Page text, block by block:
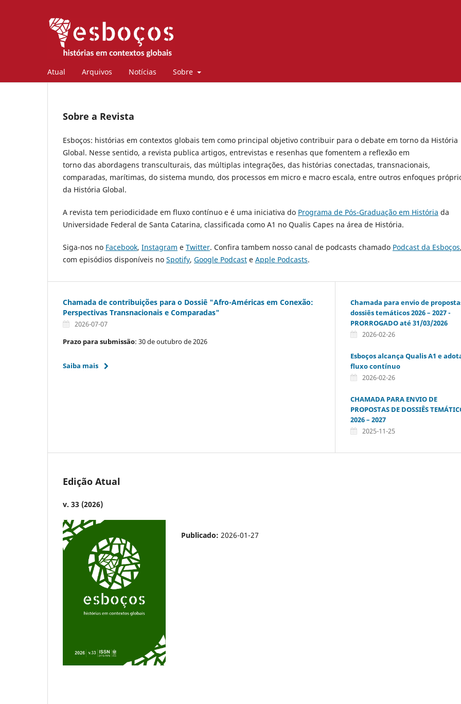
Atual Arquivos Notícias Sobre
Sobre a Revista
Esboços: histórias em contextos globais tem como principal objetivo contribuir para o debate em torno da História
Global. Nesse sentido, a revista publica artigos, entrevistas e resenhas que fomentem a reflexão em
torno das abordagens transculturais, das múltiplas integrações, das histórias conectadas, transnacionais,
comparadas, marítimas, do sistema mundo, dos processos em micro e macro escala, entre outros enfoques
da História Global.
A revista tem periodicidade em fluxo contínuo e é uma iniciativa do Programa de Pós-Graduação em História da
Universidade Federal de Santa Catarina, classificada como A1 no Qualis Capes na área de História.
Siga-nos no Facebook, Instagram e Twitter. Confira tambem nosso canal de podcasts chamado Podcast da Esboços,
com episódios disponíveis no Spotify, Google Podcast e Apple Podcasts.
Chamada de contribuições para o Dossiê "Afro-Américas em Conexão:
Perspectivas Transnacionais e Comparadas"
2026-07-07
Prazo para submissão: 30 de outubro de 2026
Saiba mais
Chamada para envio de
dossiês temáticos 2026 – 2027 -
PRORROGADO até 31/03/2026
2026-02-26
Esboços alcança Qualis A1 e
fluxo contínuo
2026-02-26
CHAMADA PARA ENVIO DE
PROPOSTAS DE DOSSIÊS
2026 – 2027
2025-11-25
Edição Atual
v. 33 (2026)
Publicado: 2026-01-27